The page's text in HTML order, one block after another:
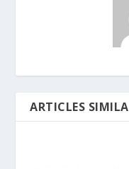
ARTICLES